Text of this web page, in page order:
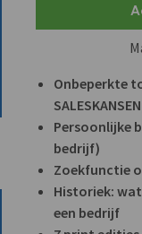
Onbeperkte
Persoonlijke
bedrijf)
Zoekfunctie
Historiek:
een bedrijf